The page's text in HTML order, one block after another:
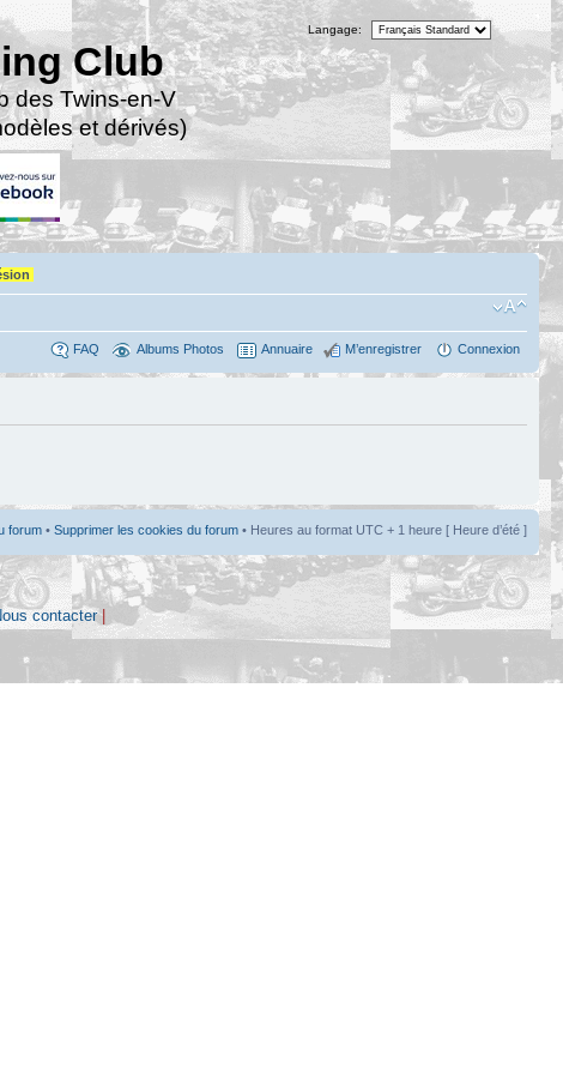
Club
des Twins-en-V
et dérivés)
Langage:
FAQ Albums Photos Annuaire M’enregistrer Connexion
forum • Supprimer les cookies du forum • Heures au format UTC + 1 heure [ Heure d’été ]
contacter|